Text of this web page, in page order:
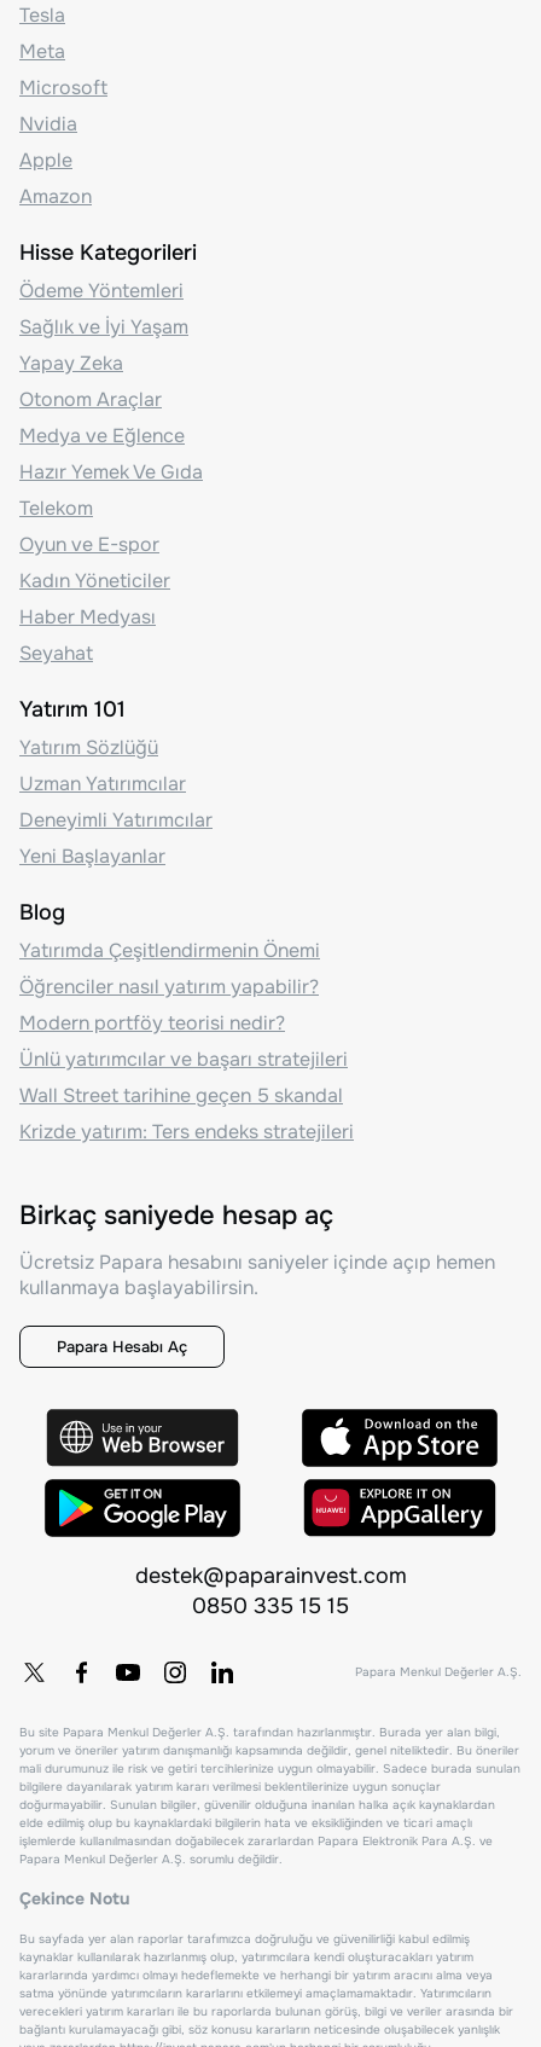
Tesla
Meta
Microsoft
Nvidia
Apple
Amazon
Hisse Kategorileri
Ödeme Yöntemleri
Sağlık ve İyi Yaşam
Yapay Zeka
Otonom Araçlar
Medya ve Eğlence
Hazır Yemek Ve Gıda
Telekom
Oyun ve E-spor
Kadın Yöneticiler
Haber Medyası
Seyahat
Yatırım 101
Yatırım Sözlüğü
Uzman Yatırımcılar
Deneyimli Yatırımcılar
Yeni Başlayanlar
Blog
Yatırımda Çeşitlendirmenin Önemi
Öğrenciler nasıl yatırım yapabilir?
Modern portföy teorisi nedir?
Ünlü yatırımcılar ve başarı stratejileri
Wall Street tarihine geçen 5 skandal
Krizde yatırım: Ters endeks stratejileri
Birkaç saniyede hesap aç
Ücretsiz Papara hesabını saniyeler içinde açıp hemen
kullanmaya başlayabilirsin.
Papara Hesabı Aç
destek@paparainvest.com
0850 335 15 15
Papara Menkul Değerler A.Ş.
Bu site Papara Menkul Değerler A.Ş. tarafından hazırlanmıştır. Burada yer alan bilgi,
yorum ve öneriler yatırım danışmanlığı kapsamında değildir, genel niteliktedir. Bu öneriler
mali durumunuz ile risk ve getiri tercihlerinize uygun olmayabilir. Sadece burada sunulan
bilgilere dayanılarak yatırım kararı verilmesi beklentilerinize uygun sonuçlar
doğurmayabilir. Sunulan bilgiler, güvenilir olduğuna inanılan halka açık kaynaklardan
elde edilmiş olup bu kaynaklardaki bilgilerin hata ve eksikliğinden ve ticari amaçlı
işlemlerde kullanılmasından doğabilecek zararlardan Papara Elektronik Para A.Ş. ve
Papara Menkul Değerler A.Ş. sorumlu değildir.
Çekince Notu
Bu sayfada yer alan raporlar tarafımızca doğruluğu ve güvenilirliği kabul edilmiş
kaynaklar kullanılarak hazırlanmış olup, yatırımcılara kendi oluşturacakları yatırım
kararlarında yardımcı olmayı hedeflemekte ve herhangi bir yatırım aracını alma veya
satma yönünde yatırımcıların kararlarını etkilemeyi amaçlamamaktadır. Yatırımcıların
verecekleri yatırım kararları ile bu raporlarda bulunan görüş, bilgi ve veriler arasında bir
bağlantı kurulamayacağı gibi, söz konusu kararların neticesinde oluşabilecek yanlışlık